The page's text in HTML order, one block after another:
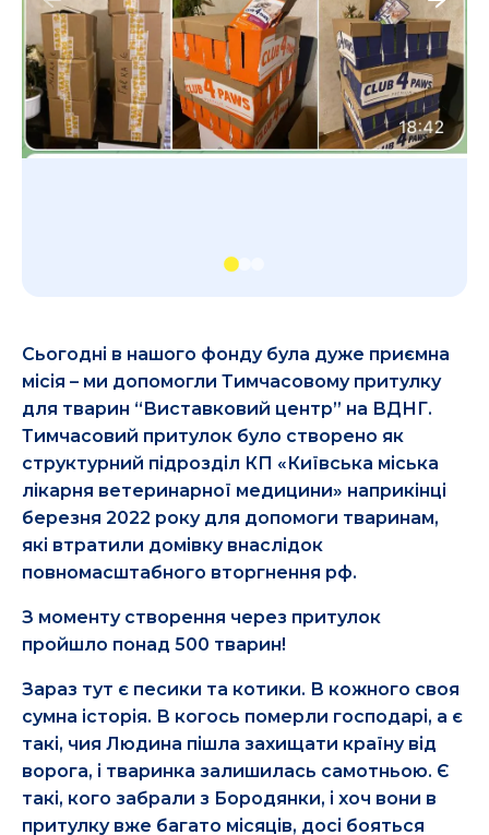
Сьогодні в нашого фонду була дуже приємна
місія – ми допомогли Тимчасовому притулку
для тварин “Виставковий центр” на ВДНГ.
Тимчасовий притулок було створено як
структурний підрозділ КП «Київська міська
лікарня ветеринарної медицини» наприкінці
березня 2022 року для допомоги тваринам,
які втратили домівку внаслідок
повномасштабного вторгнення рф.
З моменту створення через притулок
пройшло понад 500 тварин!
Зараз тут є песики та котики. В кожного своя
сумна історія. В когось померли господарі, а є
такі, чия Людина пішла захищати країну від
ворога, і тваринка залишилась самотньою. Є
такі, кого забрали з Бородянки, і хоч вони в
притулку вже багато місяців, досі бояться